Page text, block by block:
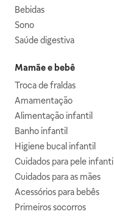
Bebidas
Sono
Saúde digestiva
Mamãe e bebê
Troca de fraldas
Amamentação
Alimentação infantil
Banho infantil
Higiene bucal infantil
Cuidados para pele infantil
Cuidados para as mães
Acessórios para bebês
Primeiros socorros